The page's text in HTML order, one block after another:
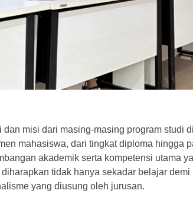
misi dari masing-masing program studi
mahasiswa, dari tingkat diploma hingga
akademik serta kompetensi utama
tidak hanya sekadar belajar
yang diusung oleh jurusan.